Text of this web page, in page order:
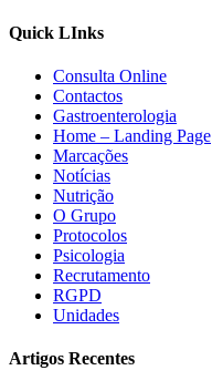
Quick LInks
Consulta Online
Contactos
Gastroenterologia
Home – Landing Page
Marcações
Notícias
Nutrição
O Grupo
Protocolos
Psicologia
Recrutamento
RGPD
Unidades
Artigos Recentes